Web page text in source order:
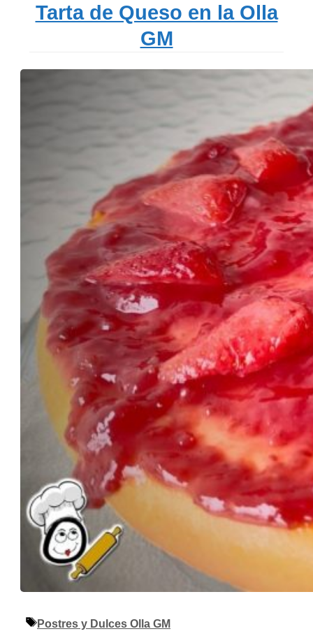
Tarta de Queso en la Olla
GM
Etiquetas
Postres y Dulces Olla GM